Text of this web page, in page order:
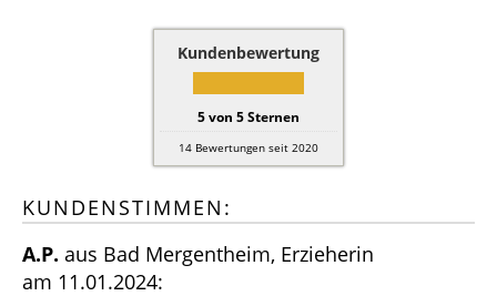
Kundenbewertung
5von 5Sternen
14 Bewertungen seit 2020
KUNDENSTIMMEN:
A.P. aus Bad Mergentheim, Erzieherin
am 11.01.2024: